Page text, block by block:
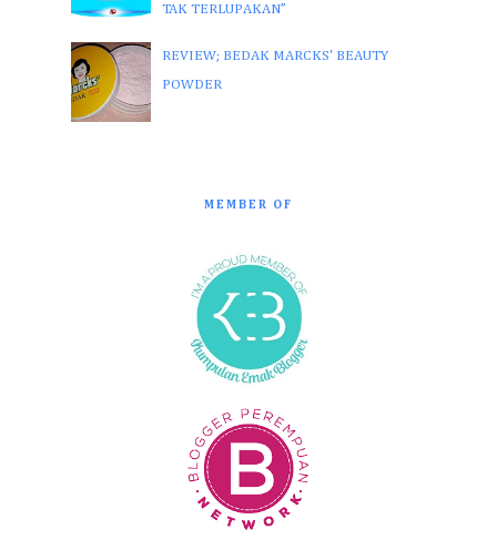
TAK TERLUPAKAN”
REVIEW; BEDAK MARCKS' BEAUTY
POWDER
MEMBER OF